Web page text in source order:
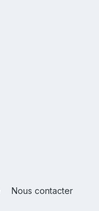
Nous contacter